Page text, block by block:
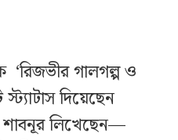
‘রিজভীর গালগল্প ও
দিয়েছেন
শাবনূর লিখেছেন—